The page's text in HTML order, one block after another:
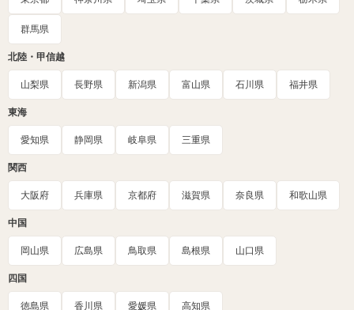
群馬県
北陸・甲信越
山梨県 長野県 新潟県 富山県 石川県 福井県
東海
愛知県 静岡県 岐阜県 三重県
関西
大阪府 兵庫県 京都府 滋賀県 奈良県 和歌山県
中国
岡山県 広島県 鳥取県 島根県 山口県
四国
徳島県 香川県 愛媛県 高知県